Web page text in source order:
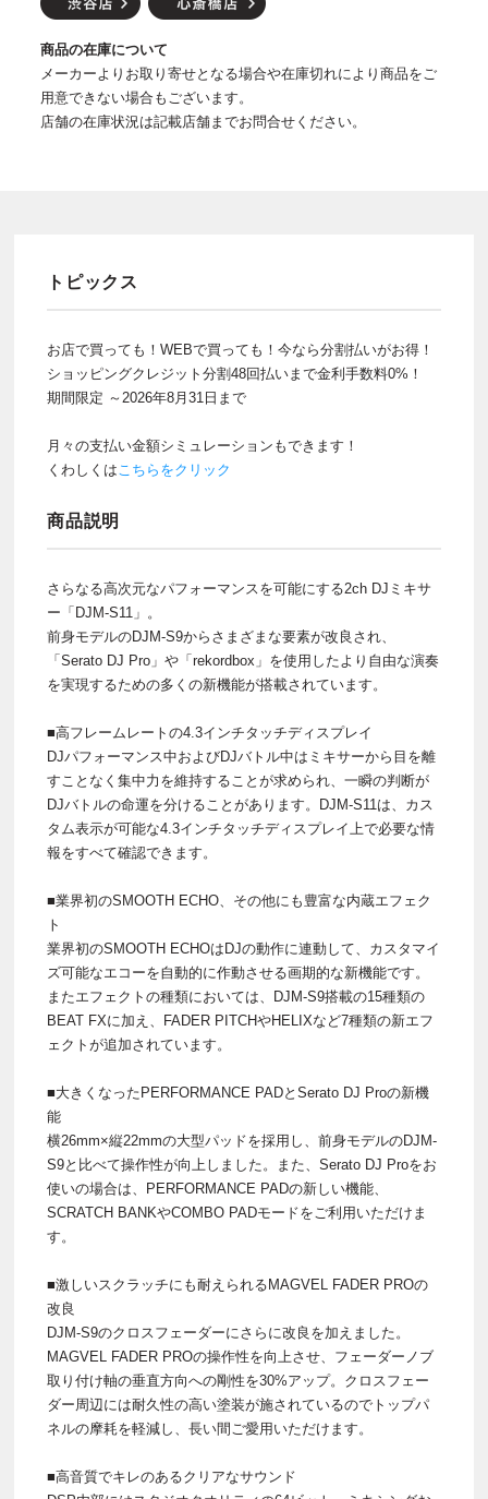
商品の在庫について
メーカーよりお取り寄せとなる場合や在庫切れにより商品をご
用意できない場合もございます。
店舗の在庫状況は記載店舗までお問合せください。
トピックス
お店で買っても！WEBで買っても！今なら分割払いがお得！
ショッピングクレジット分割48回払いまで金利手数料0%！
期間限定 ～2026年8月31日まで
月々の支払い金額シミュレーションもできます！
くわしくはこちらをクリック
商品説明
さらなる高次元なパフォーマンスを可能にする2ch DJミキサ
ー「DJM-S11」。
前身モデルのDJM-S9からさまざまな要素が改良され、
「Serato DJ Pro」や「rekordbox」を使用したより自由な演奏
を実現するための多くの新機能が搭載されています。
■高フレームレートの4.3インチタッチディスプレイ
DJパフォーマンス中およびDJバトル中はミキサーから目を離
すことなく集中力を維持することが求められ、一瞬の判断が
DJバトルの命運を分けることがあります。DJM-S11は、カス
タム表示が可能な4.3インチタッチディスプレイ上で必要な情
報をすべて確認できます。
■業界初のSMOOTH ECHO、その他にも豊富な内蔵エフェク
ト
業界初のSMOOTH ECHOはDJの動作に連動して、カスタマイ
ズ可能なエコーを自動的に作動させる画期的な新機能です。
またエフェクトの種類においては、DJM-S9搭載の15種類の
BEAT FXに加え、FADER PITCHやHELIXなど7種類の新エフ
ェクトが追加されています。
■大きくなったPERFORMANCE PADとSerato DJ Proの新機
能
横26mm×縦22mmの大型パッドを採用し、前身モデルのDJM-
S9と比べて操作性が向上しました。また、Serato DJ Proをお
使いの場合は、PERFORMANCE PADの新しい機能、
SCRATCH BANKやCOMBO PADモードをご利用いただけま
す。
■激しいスクラッチにも耐えられるMAGVEL FADER PROの
改良
DJM-S9のクロスフェーダーにさらに改良を加えました。
MAGVEL FADER PROの操作性を向上させ、フェーダーノブ
取り付け軸の垂直方向への剛性を30%アップ。クロスフェー
ダー周辺には耐久性の高い塗装が施されているのでトップパ
ネルの摩耗を軽減し、長い間ご愛用いただけます。
■高音質でキレのあるクリアなサウンド